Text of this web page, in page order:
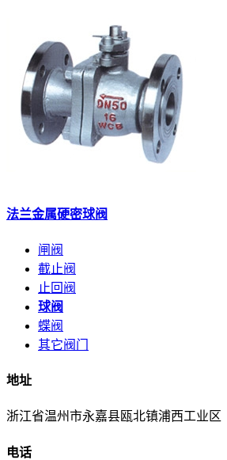
法兰金属硬密球阀
闸阀
截止阀
止回阀
球阀
蝶阀
其它阀门
地址
浙江省温州市永嘉县瓯北镇浦西工业区
电话